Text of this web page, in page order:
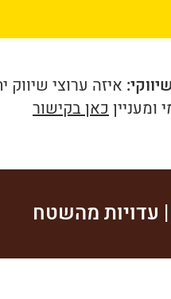
עדויות מהשטח
איזה ערוצי שיווק
ומענייןכאן בקישור